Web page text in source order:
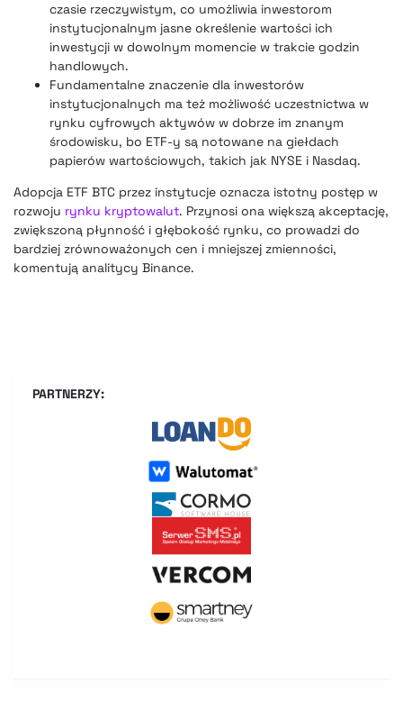
czasie rzeczywistym, co umożliwia inwestorom
instytucjonalnym jasne określenie wartości ich
inwestycji w dowolnym momencie w trakcie godzin
handlowych.
Fundamentalne znaczenie dla inwestorów
instytucjonalnych ma też możliwość uczestnictwa w
rynku cyfrowych aktywów w dobrze im znanym
środowisku, bo ETF-y są notowane na giełdach
papierów wartościowych, takich jak NYSE i Nasdaq.
Adopcja ETF BTC przez instytucje oznacza istotny postęp w
rozwoju rynku kryptowalut. Przynosi ona większą akceptację,
zwiększoną płynność i głębokość rynku, co prowadzi do
bardziej zrównoważonych cen i mniejszej zmienności,
komentują analitycy Binance.
PARTNERZY: